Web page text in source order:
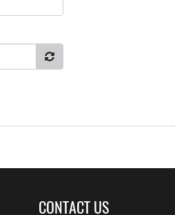
CONTACT US